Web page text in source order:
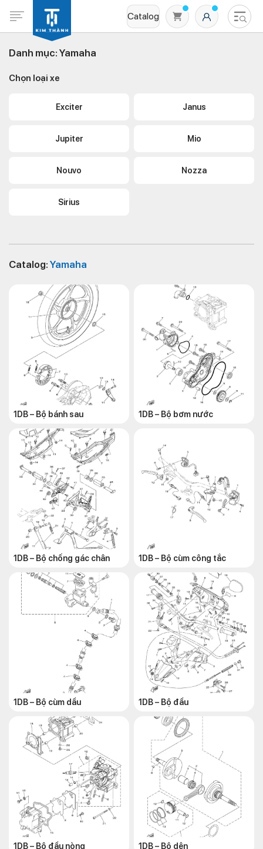
Catalog
Danh mục: Yamaha
Chọn loại xe
Exciter Janus
Jupiter Mio
Nouvo Nozza
Sirius
Catalog: Yamaha
1DB – Bộ bánh sau 1DB – Bộ bơm nước
1DB – Bộ chống gác chân 1DB – Bộ cùm công tắc
1DB – Bộ cùm dầu 1DB – Bộ đầu
1DB – Bộ đầu nòng 1DB – Bộ dên